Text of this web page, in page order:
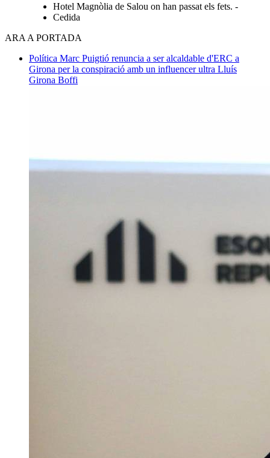
Hotel Magnòlia de Salou on han passat els fets. -
Cedida
ARA A PORTADA
Política Marc Puigtió renuncia a ser alcaldable d'ERC a
Girona per la conspiració amb un influencer ultra Lluís
Girona Boffi